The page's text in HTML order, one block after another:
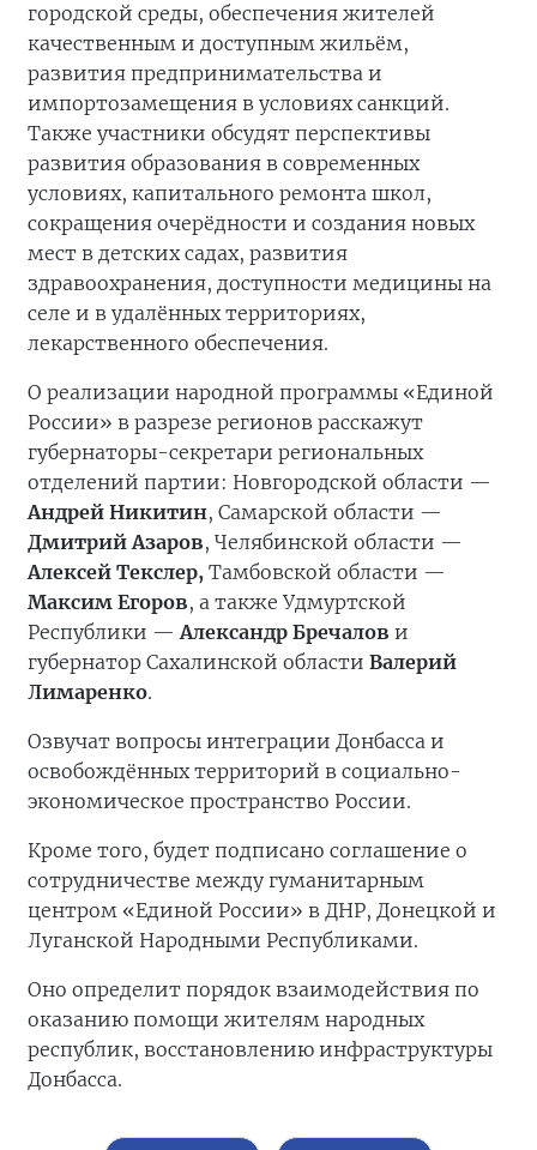
городской среды, обеспечения жителей
качественным и доступным жильём,
развития предпринимательства и
импортозамещения в условиях санкций.
Также участники обсудят перспективы
развития образования в современных
условиях, капитального ремонта школ,
сокращения очерёдности и создания новых
мест в детских садах, развития
здравоохранения, доступности медицины на
селе и в удалённых территориях,
лекарственного обеспечения.
О реализации народной программы «Единой
России» в разрезе регионов расскажут
губернаторы-секретари региональных
отделений партии: Новгородской области —
Андрей Никитин, Самарской области —
Дмитрий Азаров, Челябинской области —
Алексей Текслер, Тамбовской области —
Максим Егоров, а также Удмуртской
Республики —Александр Бречалов и
губернатор Сахалинской области Валерий
Лимаренко.
Озвучат вопросы интеграции Донбасса и
освобождённых территорий в социально-
экономическое пространство России.
Кроме того, будет подписано соглашение о
сотрудничестве между гуманитарным
центром «Единой России» в ДНР, Донецкой и
Луганской Народными Республиками.
Оно определит порядок взаимодействия по
оказанию помощи жителям народных
республик, восстановлению инфраструктуры
Донбасса.